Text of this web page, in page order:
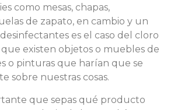
como mesas, chapas,
de zapato, en cambio y un
es el caso del cloro
existen objetos o muebles de
o pinturas que harían que se
sobre nuestras cosas.
que sepas qué producto